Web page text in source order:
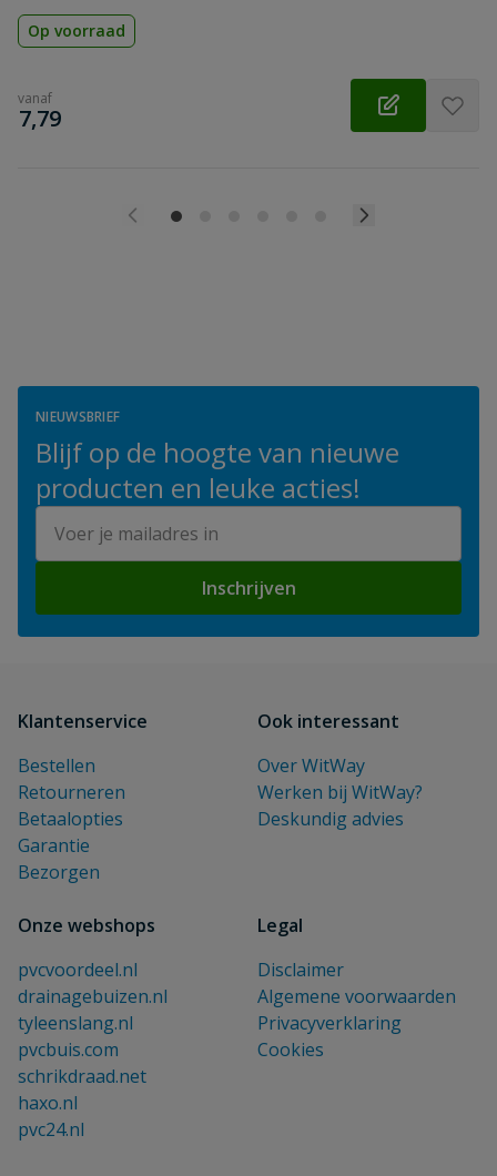
Op voorraad
vanaf
€
7,79
NIEUWSBRIEF
Blijf op de hoogte van nieuwe
producten en leuke acties!
Inschrijven
Klantenservice
Bestellen
Retourneren
Betaalopties
Garantie
Bezorgen
Ook interessant
Over WitWay
Werken bij WitWay?
Deskundig advies
Onze webshops
pvcvoordeel.nl
drainagebuizen.nl
tyleenslang.nl
pvcbuis.com
schrikdraad.net
haxo.nl
pvc24.nl
Legal
Disclaimer
Algemene voorwaarden
Privacyverklaring
Cookies